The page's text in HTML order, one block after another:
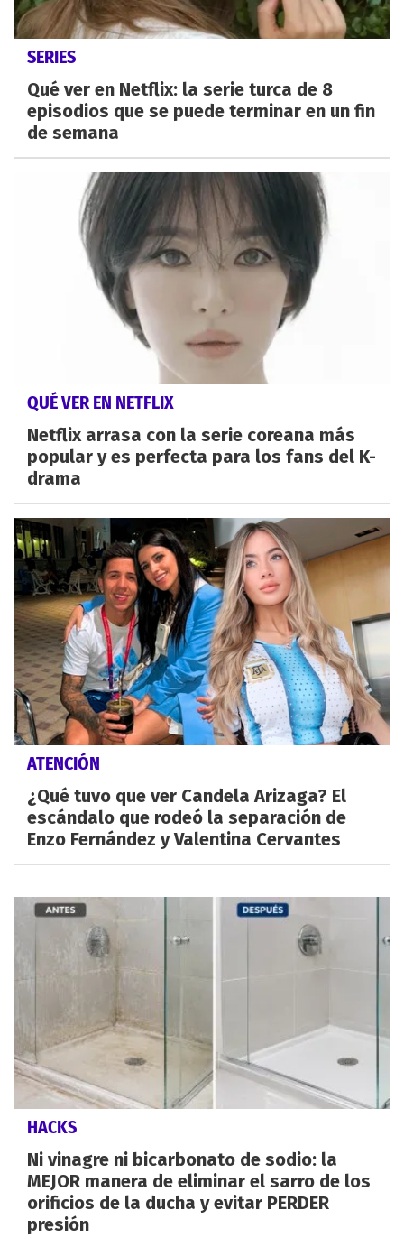
SERIES
Qué ver en Netflix: la serie turca de 8
episodios que se puede terminar en un fin
de semana
QUÉ VER EN NETFLIX
Netflix arrasa con la serie coreana más
popular y es perfecta para los fans del K-
drama
ATENCIÓN
¿Qué tuvo que ver Candela Arizaga? El
escándalo que rodeó la separación de
Enzo Fernández y Valentina Cervantes
HACKS
Ni vinagre ni bicarbonato de sodio: la
MEJOR manera de eliminar el sarro de los
orificios de la ducha y evitar PERDER
presión